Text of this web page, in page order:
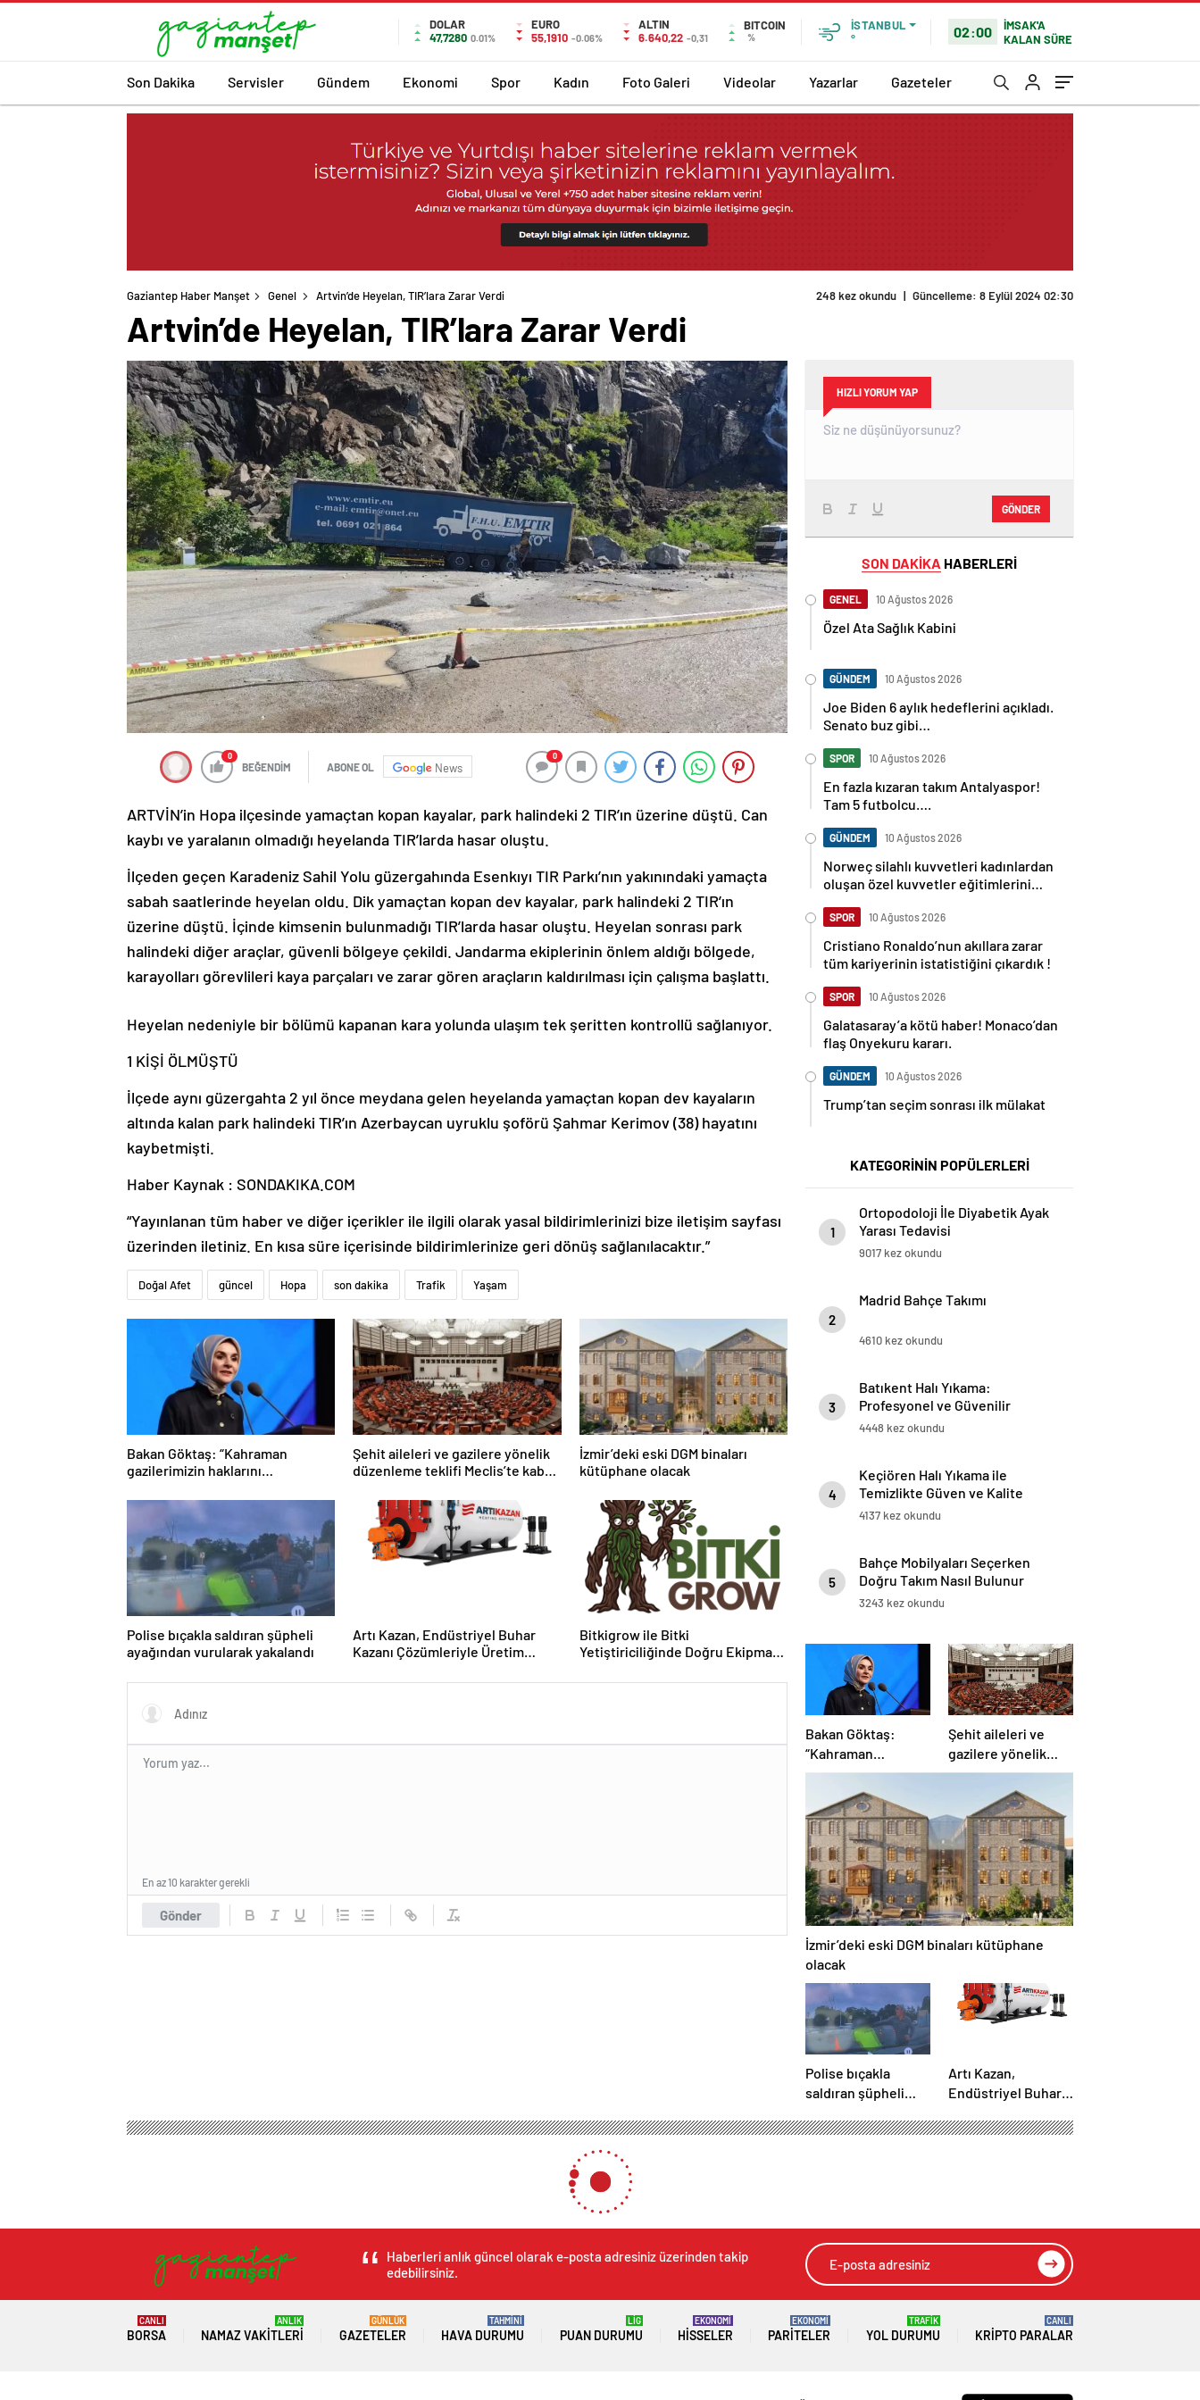
DOLAR
47,7280 0.01%
EURO
55,1910 -0.06%
ALTIN
6.640,22 -0,31
BITCOIN
%
İSTANBUL
°
02:00
İMSAK'A
KALAN SÜRE
Son Dakika Servisler Gündem Ekonomi Spor Kadın Foto Galeri Videolar Yazarlar Gazeteler
Gaziantep Haber Manşet Genel Artvin’de Heyelan, TIR’lara Zarar Verdi 248 kez okundu | Güncelleme: 8 Eylül 2024 02:30
Artvin’de Heyelan, TIR’lara Zarar Verdi
0
BEĞENDİM ABONE OL News
0
ARTVİN’in Hopa ilçesinde yamaçtan kopan kayalar, park halindeki 2 TIR’ın üzerine düştü. Can
kaybı ve yaralanın olmadığı heyelanda TIR’larda hasar oluştu.
İlçeden geçen Karadeniz Sahil Yolu güzergahında Esenkıyı TIR Parkı’nın yakınındaki yamaçta
sabah saatlerinde heyelan oldu. Dik yamaçtan kopan dev kayalar, park halindeki 2 TIR’ın
üzerine düştü. İçinde kimsenin bulunmadığı TIR’larda hasar oluştu. Heyelan sonrası park
halindeki diğer araçlar, güvenli bölgeye çekildi. Jandarma ekiplerinin önlem aldığı bölgede,
karayolları görevlileri kaya parçaları ve zarar gören araçların kaldırılması için çalışma başlattı.
Heyelan nedeniyle bir bölümü kapanan kara yolunda ulaşım tek şeritten kontrollü sağlanıyor.
1 KİŞİ ÖLMÜŞTÜ
İlçede aynı güzergahta 2 yıl önce meydana gelen heyelanda yamaçtan kopan dev kayaların
altında kalan park halindeki TIR’ın Azerbaycan uyruklu şoförü Şahmar Kerimov (38) hayatını
kaybetmişti.
Haber Kaynak : SONDAKIKA.COM
“Yayınlanan tüm haber ve diğer içerikler ile ilgili olarak yasal bildirimlerinizi bize iletişim sayfası
üzerinden iletiniz. En kısa süre içerisinde bildirimlerinize geri dönüş sağlanılacaktır.”
Doğal Afet güncel Hopa son dakika Trafik Yaşam
Bakan Göktaş: “Kahraman
gazilerimizin haklarını
kapılarını aralıyoruz”
Şehit aileleri ve gazilere yönelik
düzenleme teklifi Meclis’te kabul
İzmir’deki eski DGM binaları
kütüphane olacak
Polise bıçakla saldıran şüpheli
ayağından vurularak yakalandı
Artı Kazan, Endüstriyel Buhar
Kazanı Çözümleriyle Üretim
Sunuyor
Bitkigrow ile Bitki
Yetiştiriciliğinde Doğru Ekipman
Gönder
En az 10 karakter gerekli
HIZLI YORUM YAP
GÖNDER
SON DAKİKA HABERLERİ
GENEL 10 Ağustos 2026
Özel Ata Sağlık Kabini
GÜNDEM 10 Ağustos 2026
Joe Biden 6 aylık hedeflerini açıkladı.
Senato buz gibi…
SPOR 10 Ağustos 2026
En fazla kızaran takım Antalyaspor!
Tam 5 futbolcu….
GÜNDEM 10 Ağustos 2026
Norweç silahlı kuvvetleri kadınlardan
oluşan özel kuvvetler eğitimlerini
SPOR 10 Ağustos 2026
Cristiano Ronaldo’nun akıllara zarar
tüm kariyerinin istatistiğini çıkardık !
SPOR 10 Ağustos 2026
Galatasaray’a kötü haber! Monaco’dan
flaş Onyekuru kararı.
GÜNDEM 10 Ağustos 2026
Trump’tan seçim sonrası ilk mülakat
KATEGORİNİN POPÜLERLERİ
1
Ortopodoloji İle Diyabetik Ayak
Yarası Tedavisi
9017 kez okundu
2
Madrid Bahçe Takımı
4610 kez okundu
3
Batıkent Halı Yıkama:
Profesyonel ve Güvenilir
Hizmetler
4448 kez okundu
4
Keçiören Halı Yıkama ile
Temizlikte Güven ve Kalite
4137 kez okundu
5
Bahçe Mobilyaları Seçerken
Doğru Takım Nasıl Bulunur
3243 kez okundu
Bakan Göktaş:
“Kahraman
gazilerimizin
haklarını
güçlendiren yeni bir
dönemin kapılarını
aralıyoruz”
Şehit aileleri ve
gazilere yönelik
düzenleme teklifi
Meclis’te kabul
edildi
İzmir’deki eski DGM binaları kütüphane
olacak
Polise bıçakla
saldıran şüpheli
vurularak yakalandı
Artı Kazan,
Endüstriyel Buhar
Çözümleriyle
Haberleri anlık güncel olarak e-posta adresiniz üzerinden takip
edebilirsiniz.
BORSA
CANLI
NAMAZ VAKITLERI
ANLIK
GAZETELER
GÜNLÜK
HAVA DURUMU
TAHMİNİ
PUAN DURUMU
LİG
HISSELER
EKONOMİ
PARITELER
EKONOMİ
YOL DURUMU
TRAFİK
KRIPTO PARALAR
CANLI